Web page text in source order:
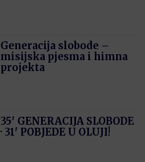
Generacija slobode –
misijska pjesma i himna
projekta
35′ GENERACIJA SLOBODE
· 31′ POBJEDE U OLUJI!